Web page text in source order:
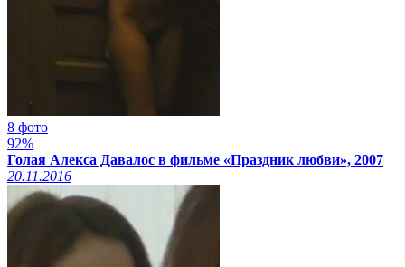
8 фото
92%
Голая Алекса Давалос в фильме «Праздник любви», 2007
20.11.2016